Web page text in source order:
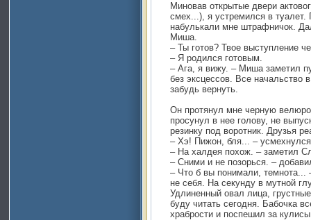
Миновав открытые двери
смех...), я устремился в
набулькали мне штрафничок.
Миша.
– Ты готов? Твое выступление
– Я родился готовым.
– Ага, я вижу. – Миша заметил
без эксцессов. Все начальство
забудь вернуть.
Он протянул мне черную
просунул в нее голову, не
резинку под воротник. Друзья
– Хэ! Пижон, бля... –
– На халдея похож. – заметил
– Сними и не позорься. –
– Что б вы понимали, темнота...
не себя. На секунду в мутной
Удлиненный овал лица,
буду читать сегодня. Бабочка
храбрости и поспешил за